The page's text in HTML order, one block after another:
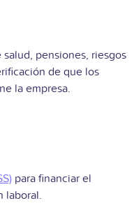
pensiones, riesgos
de que los
la empresa.
para financiar el
laboral.